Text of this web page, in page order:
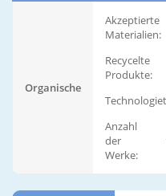
Organische
Akzeptierte
Materialien:
Recycelte
Produkte:
Anzahl
der
Werke: